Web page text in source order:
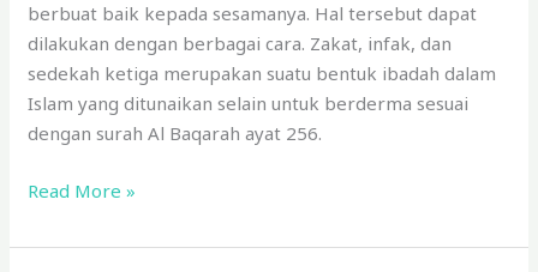
berbuat baik kepada sesamanya. Hal tersebut dapat
dilakukan dengan berbagai cara. Zakat, infak, dan
sedekah ketiga merupakan suatu bentuk ibadah dalam
Islam yang ditunaikan selain untuk berderma sesuai
dengan surah Al Baqarah ayat 256.
Read More »